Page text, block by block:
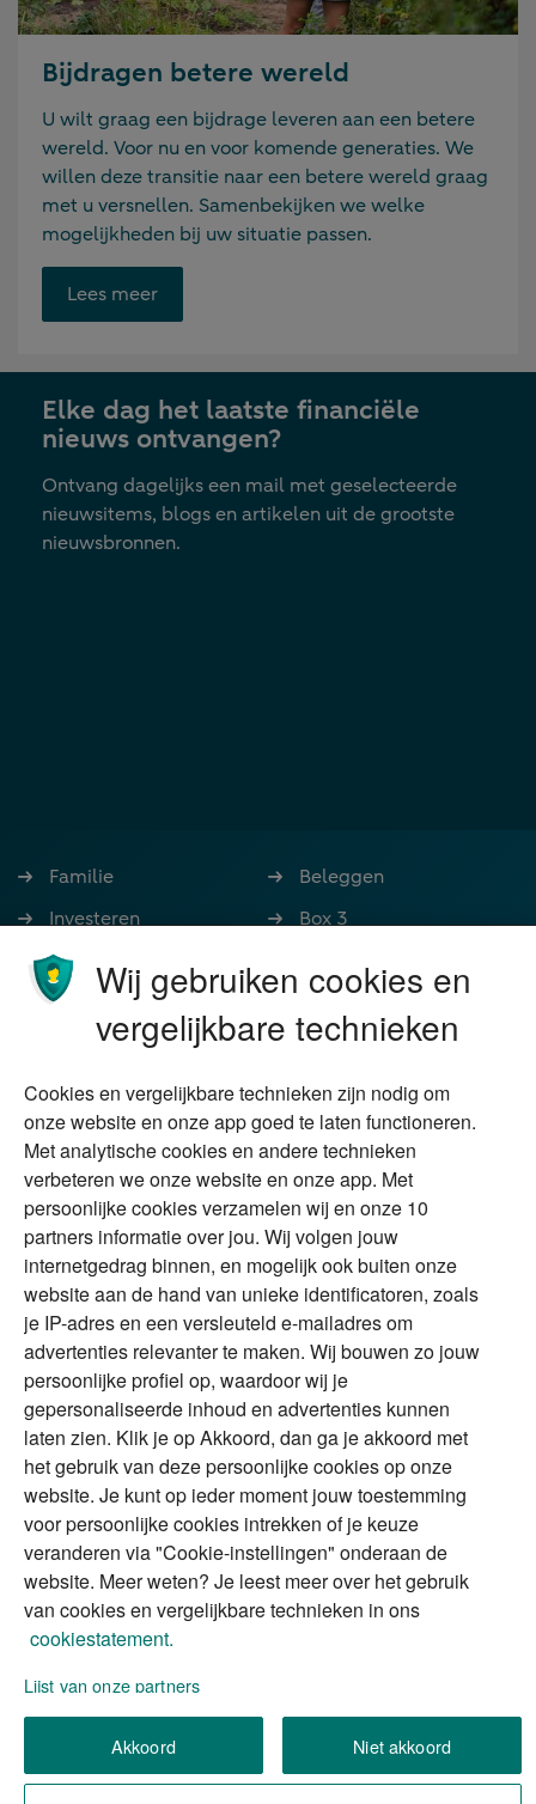
Bijdragen betere wereld
U wilt graag een bijdrage leveren aan een betere
wereld. Voor nu en voor komende generaties. We
willen deze transitie naar een betere wereld graag
met u versnellen. Samenbekijken we welke
mogelijkheden bij uw situatie passen.
Lees meerOpent
link
nieuwe
tab
Elke dag het laatste financiële
nieuws ontvangen?
Ontvang dagelijks een mail met geselecteerde
nieuwsitems, blogs en artikelen uit de grootste
nieuwsbronnen.
Familie
Investeren
Ondernemen
Stoppen met werken
Wonen
Beleggen
Box 3
Nalatenschap
Schenken
Duurzaam
Vermogensplanning
Tweede huis in
buitenland
DGA
Erfenis
Over Financial Focus
Specialisten
Financial Focus
magazine
The Exit Years
Contact
Alles voor en over vermogenden.
Over ABN AMRO Veiligheid
Privacy & Cookies
Toegankelijkheid
Disclaimer RSS
We gebruiken de persoonlijke informatie die u
invult, om uw verzoek (of aanvraag) te verwerken.
Wilt u meer weten over hoe we omgaan met uw
Wij gebruiken cookies en
vergelijkbare technieken
Cookies en vergelijkbare technieken zijn nodig om
onze website en onze app goed te laten functioneren.
Met analytische cookies en andere technieken
verbeteren we onze website en onze app. Met
persoonlijke cookies verzamelen wij en onze 10
partners informatie over jou. Wij volgen jouw
internetgedrag binnen, en mogelijk ook buiten onze
website aan de hand van unieke identificatoren, zoals
je IP-adres en een versleuteld e-mailadres om
advertenties relevanter te maken. Wij bouwen zo jouw
persoonlijke profiel op, waardoor wij je
gepersonaliseerde inhoud en advertenties kunnen
laten zien. Klik je op Akkoord, dan ga je akkoord met
het gebruik van deze persoonlijke cookies op onze
website. Je kunt op ieder moment jouw toestemming
voor persoonlijke cookies intrekken of je keuze
veranderen via "Cookie-instellingen" onderaan de
website. Meer weten? Je leest meer over het gebruik
van cookies en vergelijkbare technieken in ons
cookiestatement.
Lijst van onze partners
Akkoord Niet akkoord